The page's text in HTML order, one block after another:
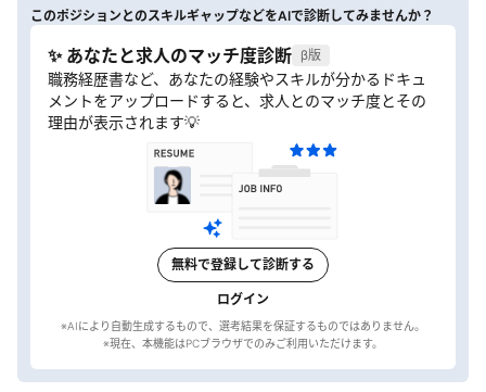
このポジションとのスキルギャップなどをAIで診断してみませんか？
✨ あなたと求人のマッチ度診断 β版
職務経歴書など、あなたの経験やスキルが分かるドキュ
メントをアップロードすると、求人とのマッチ度とその
理由が表示されます💡
無料で登録して診断する
ログイン
※AIにより自動生成するもので、選考結果を保証するものではありません。